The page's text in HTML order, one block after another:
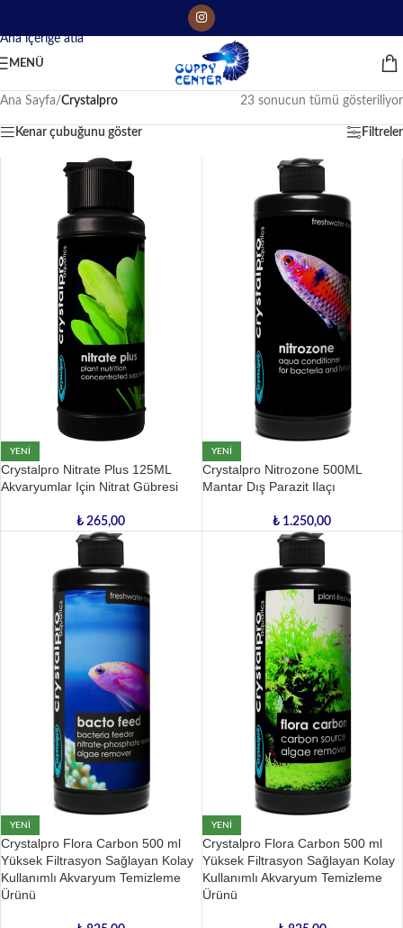
Ana içeriğe atla
MENÜ
Ana Sayfa/Crystalpro 23 sonucun tümü gösteriliyor
Kenar çubuğunu göster Filtreler
YENI
Crystalpro Nitrate Plus 125ML
Akvaryumlar Için Nitrat Gübresi
₺ 265,00
YENI
Crystalpro Nitrozone 500ML
Mantar Dış Parazit Ilaçı
₺ 1.250,00
YENI
Crystalpro Flora Carbon 500 ml
Yüksek Filtrasyon Sağlayan Kolay
Kullanımlı Akvaryum Temizleme
Ürünü
YENI
Crystalpro Flora Carbon 500 ml
Yüksek Filtrasyon Sağlayan Kolay
Kullanımlı Akvaryum Temizleme
Ürünü